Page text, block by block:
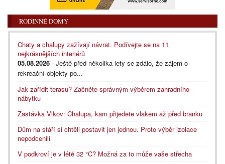
RODINNÉ DOMY
Chaty a chalupy zažívají návrat. Podívejte se na 11
nejkrásnějších interiérů
05.08.2026 - Ještě před několika lety se zdálo, že zájem o
rekreační objekty po...
Jak zařídit terasu? Začněte správným výběrem zahradního
nábytku
Zastávka Vlkov: Chalupa, kam přijedete vlakem až před branku
Dům na stáří si chtěli postavit jen jednou. Proto výběr izolace
nepodcenili
V podkroví je v létě 32 °C? Možná za to může vaše střecha